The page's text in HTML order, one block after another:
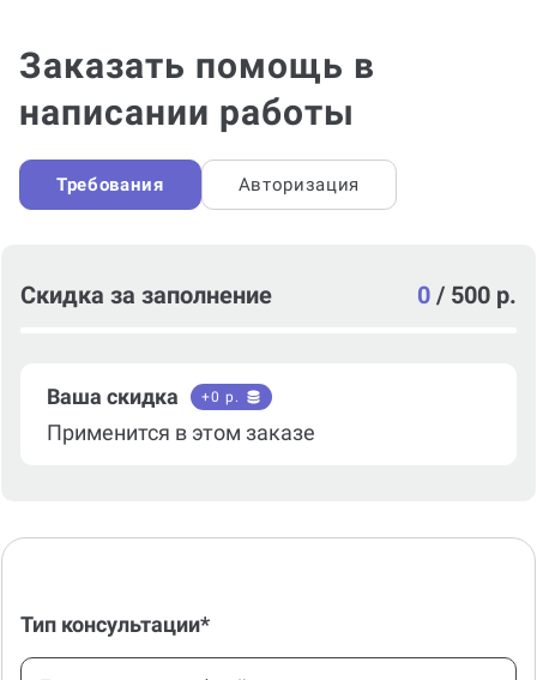
Заказать помощь в
написании работы
Требования Авторизация
Скидка за заполнение 0 / 500 р.
Ваша скидка +0 р.
Применится в этом заказе
Тип консультации*